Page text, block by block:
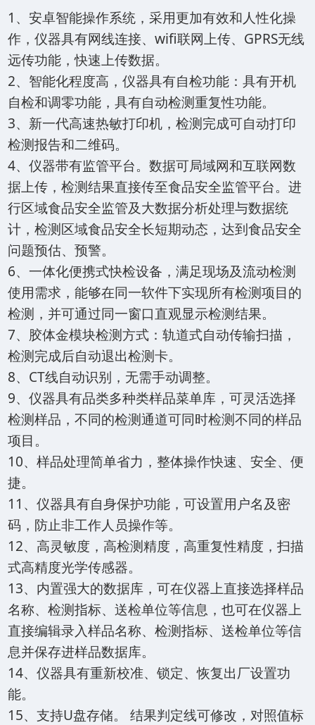
1、安卓智能操作系统，采用更加有效和人性化操
作，仪器具有网线连接、wifi联网上传、GPRS无线
远传功能，快速上传数据。
2、智能化程度高，仪器具有自检功能：具有开机
自检和调零功能，具有自动检测重复性功能。
3、新一代高速热敏打印机，检测完成可自动打印
检测报告和二维码。
4、仪器带有监管平台。数据可局域网和互联网数
据上传，检测结果直接传至食品安全监管平台。进
行区域食品安全监管及大数据分析处理与数据统
计，检测区域食品安全长短期动态，达到食品安全
问题预估、预警。
6、一体化便携式快检设备，满足现场及流动检测
使用需求，能够在同一软件下实现所有检测项目的
检测，并可通过同一窗口直观显示检测结果。
7、胶体金模块检测方式：轨道式自动传输扫描，
检测完成后自动退出检测卡。
8、CT线自动识别，无需手动调整。
9、仪器具有品类多种类样品菜单库，可灵活选择
检测样品，不同的检测通道可同时检测不同的样品
项目。
10、样品处理简单省力，整体操作快速、安全、便
捷。
11、仪器具有自身保护功能，可设置用户名及密
码，防止非工作人员操作等。
12、高灵敏度，高检测精度，高重复性精度，扫描
式高精度光学传感器。
13、内置强大的数据库，可在仪器上直接选择样品
名称、检测指标、送检单位等信息，也可在仪器上
直接编辑录入样品名称、检测指标、送检单位等信
息并保存进样品数据库。
14、仪器具有重新校准、锁定、恢复出厂设置功
能。
15、支持U盘存储。 结果判定线可修改，对照值标